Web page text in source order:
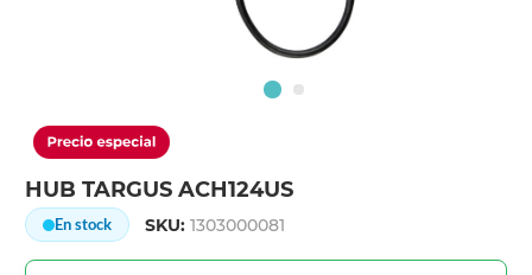
HUB TARGUS ACH124US
En stock SKU:1303000081